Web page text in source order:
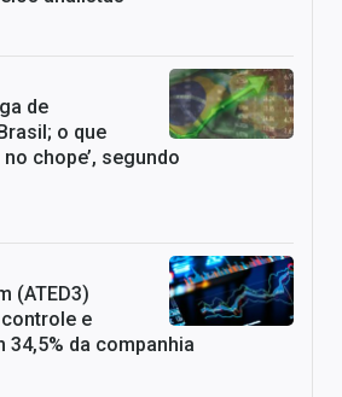
de
o que
chope’, segundo
(ATED3)
e
34,5% da companhia